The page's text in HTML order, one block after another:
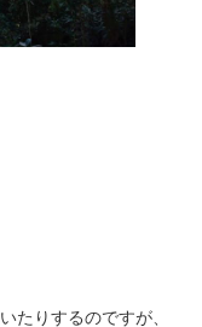
たりするのですが、